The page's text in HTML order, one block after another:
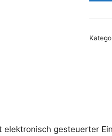
gesteuerter